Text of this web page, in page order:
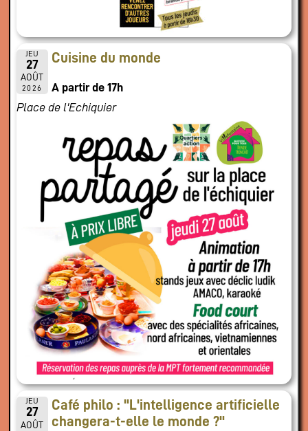
JEU
27
AOÛT
2026
Cuisine du monde
A partir de 17h
Place de l'Echiquier
JEU
27
AOÛT
Café philo : "L'intelligence artificielle
changera-t-elle le monde ?"